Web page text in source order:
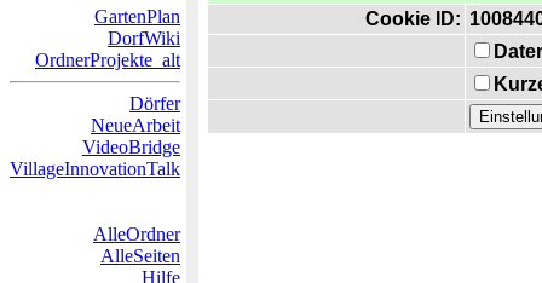
GartenPlan
DorfWiki
OrdnerProjekte_alt
Dörfer
NeueArbeit
VideoBridge
VillageInnovationTalk
AlleOrdner
AlleSeiten
Hilfe
Cookie ID: